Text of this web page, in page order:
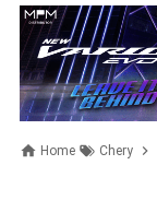
Home Chery